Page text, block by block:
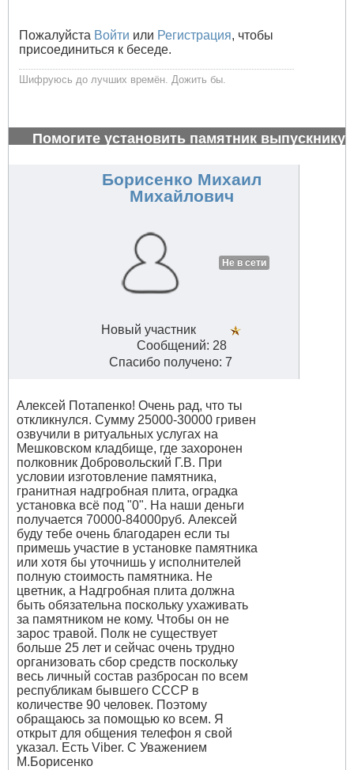
Пожалуйста Войти или Регистрация, чтобы
присоединиться к беседе.
Шифруюсь до лучших времён. Дожить бы.
Помогите установить памятник выпускнику
Борисенко Михаил
Михайлович
Не в сети
Новый участник
Сообщений: 28
Спасибо получено: 7
Алексей Потапенко! Очень рад, что ты
откликнулся. Сумму 25000-30000 гривен
озвучили в ритуальных услугах на
Мешковском кладбище, где захоронен
полковник Добровольский Г.В. При
условии изготовление памятника,
гранитная надгробная плита, оградка
установка всё под "0". На наши деньги
получается 70000-84000руб. Алексей
буду тебе очень благодарен если ты
примешь участие в установке памятника
или хотя бы уточнишь у исполнителей
полную стоимость памятника. Не
цветник, а Надгробная плита должна
быть обязательна поскольку ухаживать
за памятником не кому. Чтобы он не
зарос травой. Полк не существует
больше 25 лет и сейчас очень трудно
организовать сбор средств поскольку
весь личный состав разбросан по всем
республикам бывшего СССР в
количестве 90 человек. Поэтому
обращаюсь за помощью ко всем. Я
открыт для общения телефон я свой
указал. Есть Viber. С Уважением
М.Борисенко